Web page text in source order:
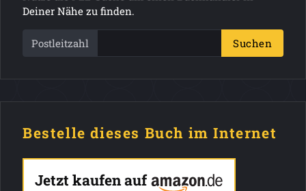
Deiner Nähe zu finden.
Postleitzahl Suchen
Bestelle dieses Buch im Internet
Jetzt kaufen auf